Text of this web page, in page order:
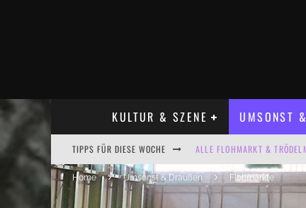
KULTUR & SZENE UMSONST &
TIPPS FÜR DIESE WOCHE ALLE FLOHMARKT &
LADYFASHION
HOSENSCHEISSER
Home Umsonst & Draußen Flohmärkte